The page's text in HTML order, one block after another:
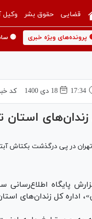
قضایی حقوق بشر وکیل
پرونده‌های ویژه خبری 🟡
17:34 18 دی 1400 کد
زندان‌های
در پی درگذشت بکتاش
پایگاه اطلاع‌رسانی
اداره کل زندان‌های